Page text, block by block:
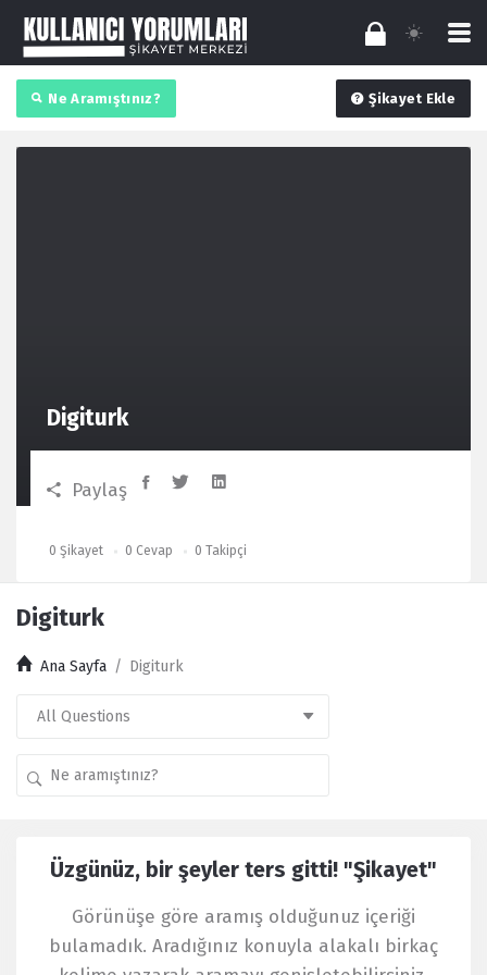
Ne Aramıştınız? Şikayet Ekle
Digiturk
Paylaş
0 Takipçi
0 Cevap
0 Şikayet
Digiturk
Ana Sayfa / Digiturk
Kullanıcı
Yorumları
Latest
Şikayet
Üzgünüz, bir şeyler ters gitti! "Şikayet"
Görünüşe göre aramış olduğunuz içeriği
bulamadık. Aradığınız konuyla alakalı birkaç